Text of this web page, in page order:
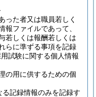
った者又は職員若しく
報ファイルであって、
若しくは報酬若しくは
らに準ずる事項を記録
試験に関する個人情報
の用に供するための個
記録情報のみを記録す